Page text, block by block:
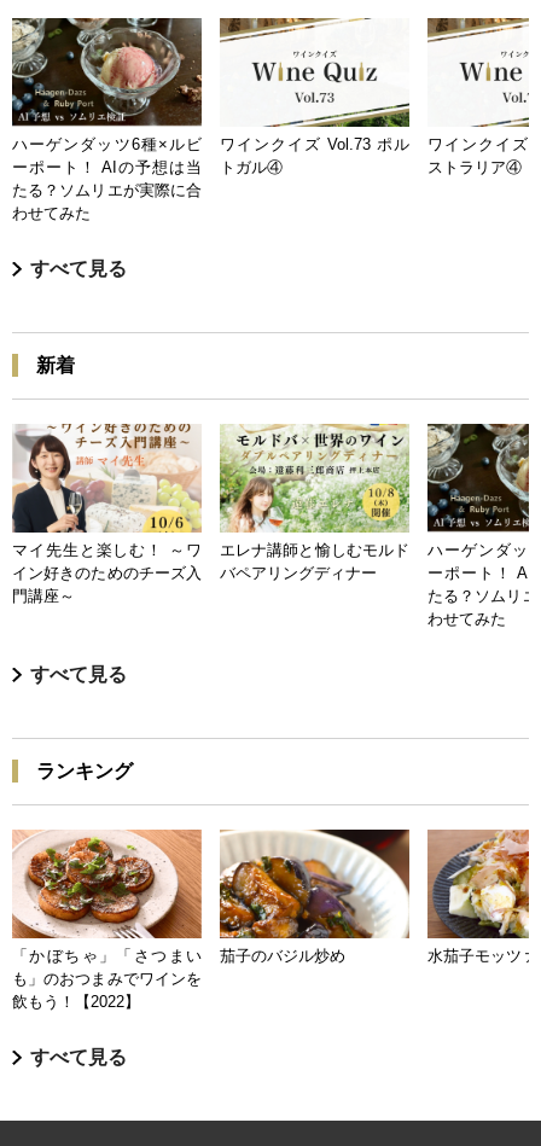
ハーゲンダッツ6種×ルビ
ーポート！ AIの予想は当
たる？ソムリエが実際に合
わせてみた
ワインクイズ Vol.73 ポル
トガル④
ワインクイズ
ストラリア④
すべて見る
新着
マイ先生と楽しむ！ ～ワ
イン好きのためのチーズ入
門講座～
エレナ講師と愉しむモルド
バペアリングディナー
ハーゲンダッ
ーポート！ AI
たる？ソムリ
わせてみた
すべて見る
ランキング
「かぼちゃ」「さつまい
も」のおつまみでワインを
飲もう！【2022】
茄子のバジル炒め 水茄子モッツァ
すべて見る